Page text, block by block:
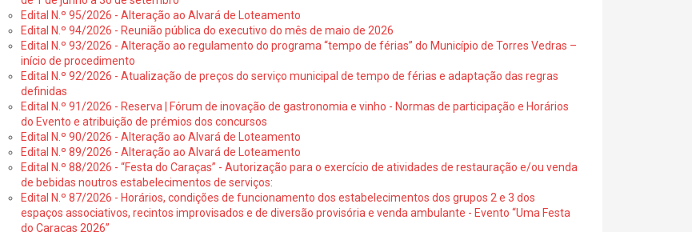
Edital N.º 95/2026 - Alteração ao Alvará de Loteamento
Edital N.º 94/2026 - Reunião pública do executivo do mês de maio de 2026
Edital N.º 93/2026 - Alteração ao regulamento do programa “tempo de férias” do Município de Torres Vedras –
início de procedimento
Edital N.º 92/2026 - Atualização de preços do serviço municipal de tempo de férias e adaptação das regras
definidas
Edital N.º 91/2026 - Reserva | Fórum de inovação de gastronomia e vinho - Normas de participação e Horários
do Evento e atribuição de prémios dos concursos
Edital N.º 90/2026 - Alteração ao Alvará de Loteamento
Edital N.º 89/2026 - Alteração ao Alvará de Loteamento
Edital N.º 88/2026 - “Festa do Caraças” - Autorização para o exercício de atividades de restauração e/ou venda
de bebidas noutros estabelecimentos de serviços:
Edital N.º 87/2026 - Horários, condições de funcionamento dos estabelecimentos dos grupos 2 e 3 dos
espaços associativos, recintos improvisados e de diversão provisória e venda ambulante - Evento “Uma Festa
do Caraças 2026”